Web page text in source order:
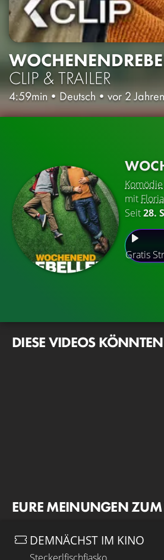
CLIP & TRAILER
4:59min•Deutsch • vor 2 Jahren
Komödie
mit
Seit28.
Gratis
DIESE VIDEOS
EURE MEINUNGEN
DEMNÄCHST IM KINO